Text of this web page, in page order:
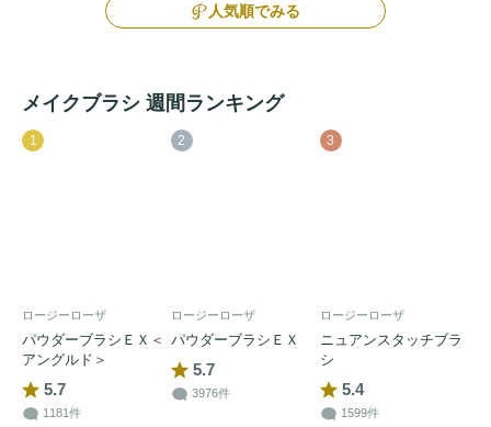
人気順でみる
メイクブラシ 週間ランキング
1
ロージーローザ
パウダーブラシＥＸ＜
アングルド＞
5.7
1181件
2
ロージーローザ
パウダーブラシＥＸ
5.7
3976件
3
ロージーローザ
ニュアンスタッチブラ
シ
5.4
1599件